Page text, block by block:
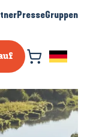
PresseGruppen